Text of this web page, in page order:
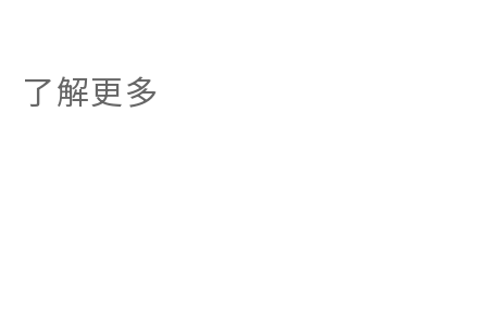
了解更多